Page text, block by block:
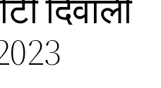
दिवाली